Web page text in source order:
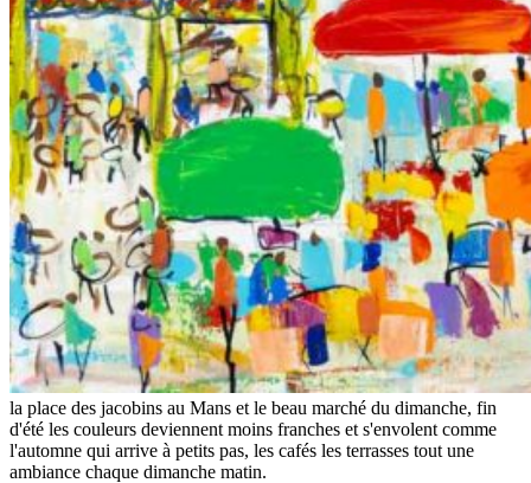
la place des jacobins au Mans et le beau marché du dimanche, fin
d'été les couleurs deviennent moins franches et s'envolent comme
l'automne qui arrive à petits pas, les cafés les terrasses tout une
ambiance chaque dimanche matin.